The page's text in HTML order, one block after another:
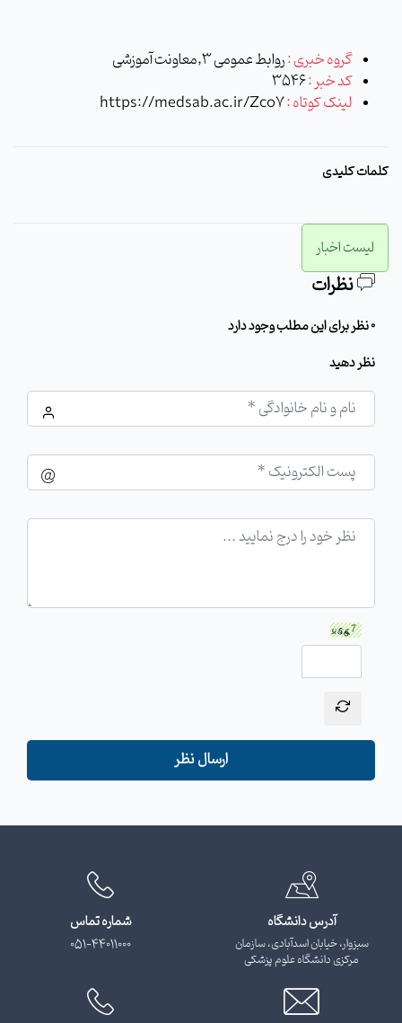
گروه خبری :روابط عمومی 3,معاونت آموزشی
کد خبر :3546
لینک کوتاه :https://medsab.ac.ir/Zco7
کلمات کلیدی
لیست اخبار
نظرات
0 نظر برای این مطلب وجود دارد
نظر دهید
ارسال نظر
آدرس دانشگاه
سبزوار، خیابان اسدآبادی، سازمان
مرکزی دانشگاه علوم پزشکی
شماره تماس
051-44011000